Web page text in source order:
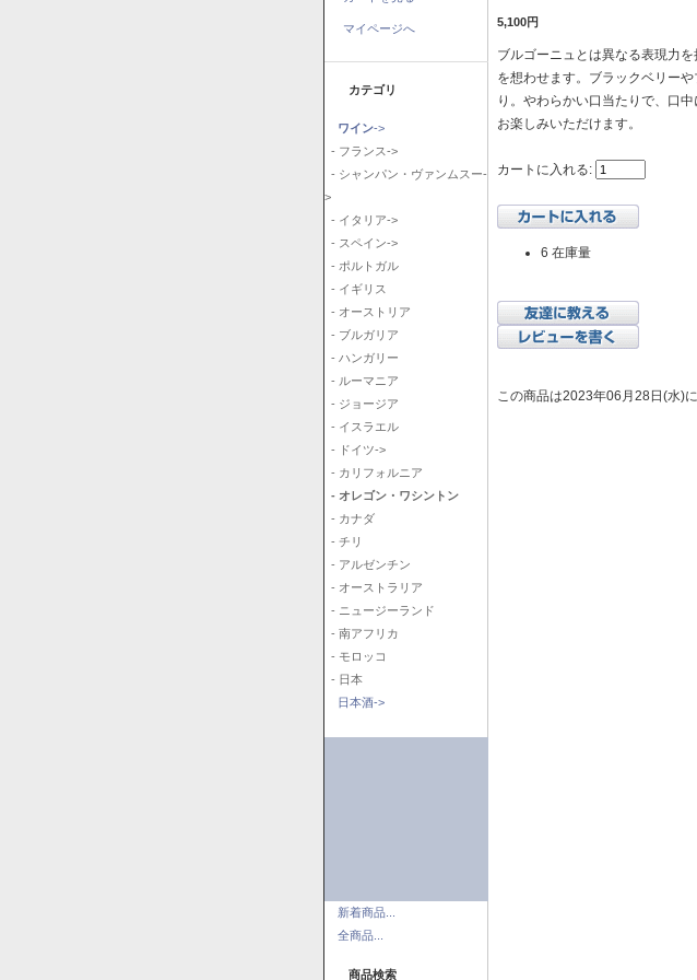
マイページへ
カテゴリ
ワイン->
- フランス->
- シャンパン・ヴァンムスー-
>
- イタリア->
- スペイン->
- ポルトガル
- イギリス
- オーストリア
- ブルガリア
- ハンガリー
- ルーマニア
- ジョージア
- イスラエル
- ドイツ->
- カリフォルニア
- オレゴン・ワシントン
- カナダ
- チリ
- アルゼンチン
- オーストラリア
- ニュージーランド
- 南アフリカ
- モロッコ
- 日本
日本酒->
新着商品...
全商品...
商品検索
5,100円
ブルゴーニュとは異なる表現力
を想わせます。ブラックベリー
り。やわらかい口当たりで、口
お楽しみいただけます。
カートに入れる:
6 在庫量
この商品は2023年06月28日(水)